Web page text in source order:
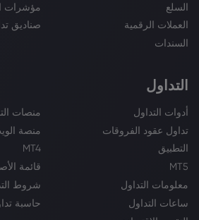
السلع
مؤشرات
العملات الرقمية
صناديق
السندات
التداول
أدوات التداول
منصات
تداول عقود الفروقات
منصة
التطبيق
MT4
MT5
قائمة
معلومات التداول
شروط
ساعات التداول
حاسبة